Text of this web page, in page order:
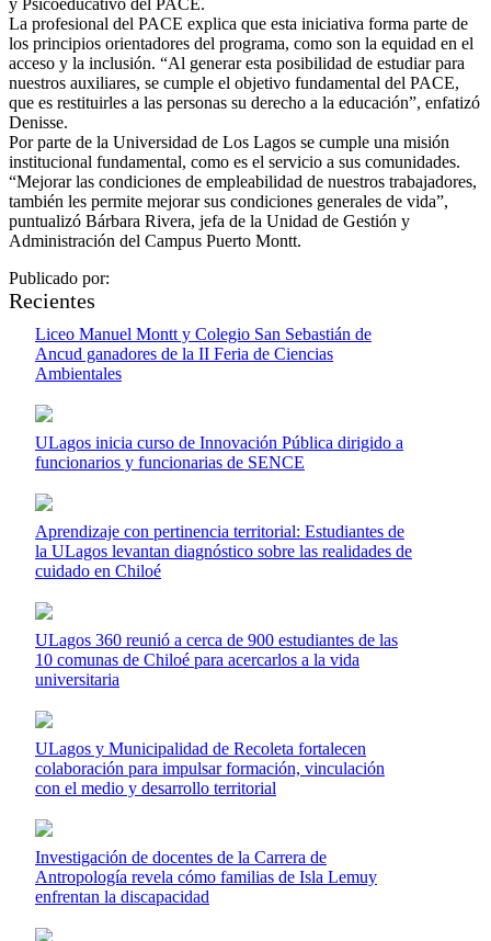
y Psicoeducativo del PACE.
La profesional del PACE explica que esta iniciativa forma parte de
los principios orientadores del programa, como son la equidad en el
acceso y la inclusión. “Al generar esta posibilidad de estudiar para
nuestros auxiliares, se cumple el objetivo fundamental del PACE,
que es restituirles a las personas su derecho a la educación”, enfatizó
Denisse.
Por parte de la Universidad de Los Lagos se cumple una misión
institucional fundamental, como es el servicio a sus comunidades.
“Mejorar las condiciones de empleabilidad de nuestros trabajadores,
también les permite mejorar sus condiciones generales de vida”,
puntualizó Bárbara Rivera, jefa de la Unidad de Gestión y
Administración del Campus Puerto Montt.
Publicado por:
Recientes
Liceo Manuel Montt y Colegio San Sebastián de
Ancud ganadores de la II Feria de Ciencias
Ambientales
ULagos inicia curso de Innovación Pública dirigido a
funcionarios y funcionarias de SENCE
Aprendizaje con pertinencia territorial: Estudiantes de
la ULagos levantan diagnóstico sobre las realidades de
cuidado en Chiloé
ULagos 360 reunió a cerca de 900 estudiantes de las
10 comunas de Chiloé para acercarlos a la vida
universitaria
ULagos y Municipalidad de Recoleta fortalecen
colaboración para impulsar formación, vinculación
con el medio y desarrollo territorial
Investigación de docentes de la Carrera de
Antropología revela cómo familias de Isla Lemuy
enfrentan la discapacidad